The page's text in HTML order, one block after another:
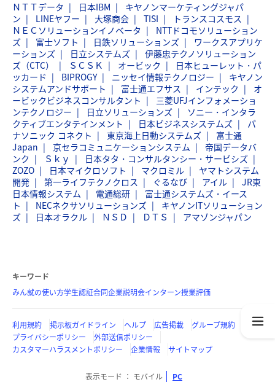
ＮＴＴデータ 日本IBM
キヤノンマーケティングジャパ
ン
LINEヤフー 大塚商会 TISI
トランスコスモス
ＮＥＣソリューションイノベータ
NTTドコモソリューション
ズ
富士ソフト 日鉄ソリューションズ
ワークスアプリケ
ーションズ
日立システムズ
伊藤忠テクノソリューション
ズ（CTC）
ＳＣＳＫ オービック
日本ヒューレット・パ
ッカード
BIPROGY ニッセイ情報テクノロジー
キヤノン
システムアンドサポート
富士通エフサス インテック
オ
ービックビジネスコンサルタント
三菱UFJインフォメーショ
ンテクノロジー
日立ソリューションズ
ソニー・インタラ
クティブエンタテインメント
日本ビジネスシステムズ
パ
ナソニック コネクト
東京海上日動システムズ
富士通
Japan
京セラコミュニケーションシステム
帝国データバ
ンク
Ｓｋｙ
日本タタ・コンサルタンシー・サービシズ
ZOZO
日本マイクロソフト マクロミル
ヤマトシステム
開発
第一ライフテクノクロス ぐるなび アイル
JR東
日本情報システム
電通総研
富士通システムズ・イース
ト
NECネクサソリューションズ
キヤノンITソリューション
ズ
日本オラクル ＮＳＤ ＤＴＳ アマゾンジャパン
キーワード
みん就の使い方学生認証合同企業説明会インターン授業評価
利用規約 掲示板ガイドライン ヘルプ 広告掲載
グループ規約
プライバシーポリシー
外部送信ポリシー
カスタマーハラスメントポリシー
企業情報 サイトマップ
表示モード モバイル PC